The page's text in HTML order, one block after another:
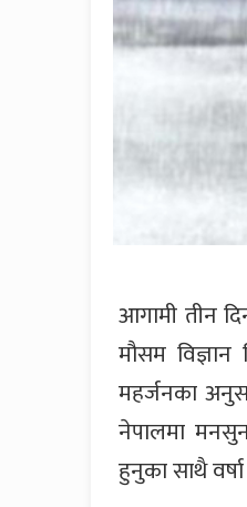
आगामी तीन
मौसम
महर्जनका
नेपालमा
हुनुका साथै